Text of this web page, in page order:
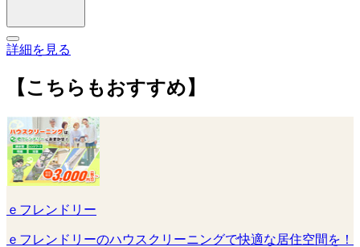
詳細を見る
【こちらもおすすめ】
ｅフレンドリー
ｅフレンドリーのハウスクリーニングで快適な居住空間を！